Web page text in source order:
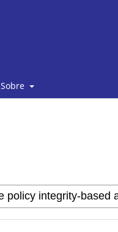
Sobre